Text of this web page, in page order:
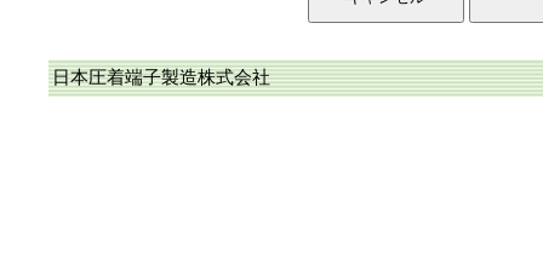
日本圧着端子製造株式会社